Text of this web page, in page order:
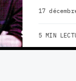
17
5 MIN